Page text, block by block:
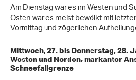
Am Dienstag war es im Westen und
Osten war es meist bewölkt mit
Vormittag und zögerlichen
Mittwoch, 27. bis Donnerstag, 28.
Westen und Norden, markanter
Schneefallgrenze